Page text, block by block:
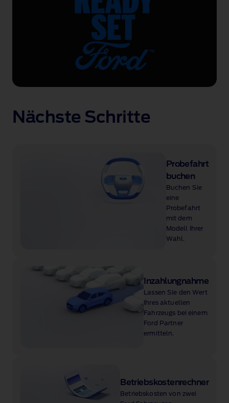
Nächste Schritte
Probefahrt
buchen
Buchen Sie
eine
Probefahrt
mit dem
Modell Ihrer
Wahl.
Inzahlungnahme
Lassen Sie den Wert
Ihres aktuellen
Fahrzeugs bei einem
Ford Partner
ermitteln.
Betriebskostenrechner
Betriebskosten von zwei